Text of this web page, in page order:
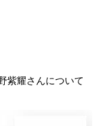
紫耀さんについて